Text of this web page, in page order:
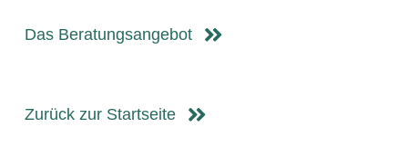
Das Beratungsangebot
Zurück zur Startseite